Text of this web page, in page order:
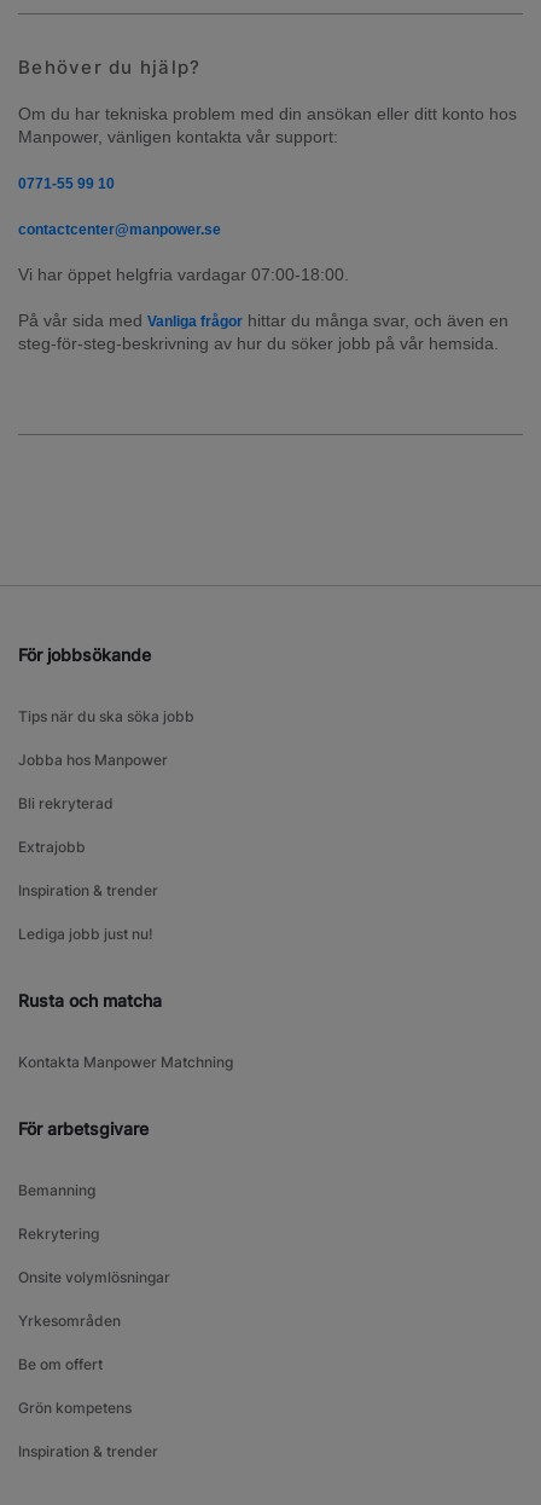
Behöver du hjälp?
Om du har tekniska problem med din ansökan eller ditt konto hos
Manpower, vänligen kontakta vår support:
0771-55 99 10
contactcenter@manpower.se
Vi har öppet helgfria vardagar 07:00-18:00.
På vår sida med Vanliga frågor hittar du många svar, och även en
steg-för-steg-beskrivning av hur du söker jobb på vår hemsida.
För jobbsökande
Tips när du ska söka jobb
Jobba hos Manpower
Bli rekryterad
Extrajobb
Inspiration & trender
Lediga jobb just nu!
Rusta och matcha
Kontakta Manpower Matchning
För arbetsgivare
Bemanning
Rekrytering
Onsite volymlösningar
Yrkesområden
Be om offert
Grön kompetens
Inspiration & trender